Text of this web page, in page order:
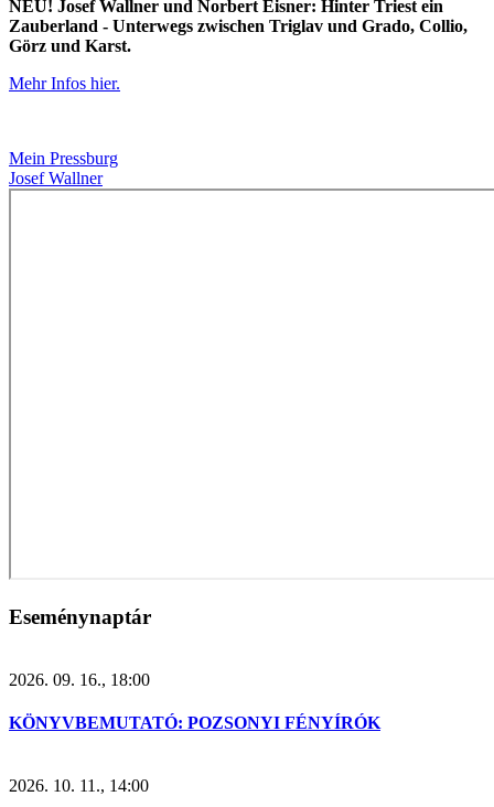
NEU! Josef Wallner und Norbert Eisner: Hinter Triest ein
Zauberland - Unterwegs zwischen Triglav und Grado, Collio,
Görz und Karst.
Mehr Infos hier.
Mein Pressburg
Josef Wallner
Eseménynaptár
2026. 09. 16., 18:00
KÖNYVBEMUTATÓ: POZSONYI FÉNYÍRÓK
2026. 10. 11., 14:00